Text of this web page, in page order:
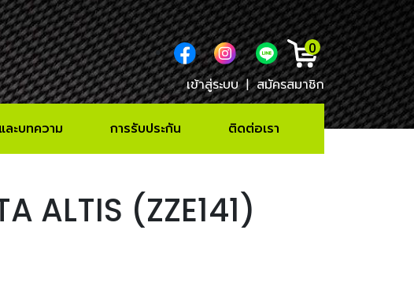
0
เข้าสู่ระบบ | สมัครสมาชิก
ละบทความ การรับประกัน ติดต่อเรา
ALTIS (ZZE141)